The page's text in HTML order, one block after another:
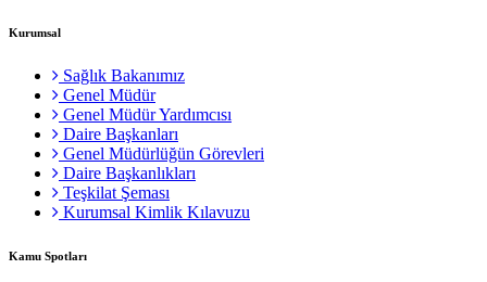
Kurumsal
Sağlık Bakanımız
Genel Müdür
Genel Müdür Yardımcısı
Daire Başkanları
Genel Müdürlüğün Görevleri
Daire Başkanlıkları
Teşkilat Şeması
Kurumsal Kimlik Kılavuzu
Kamu Spotları